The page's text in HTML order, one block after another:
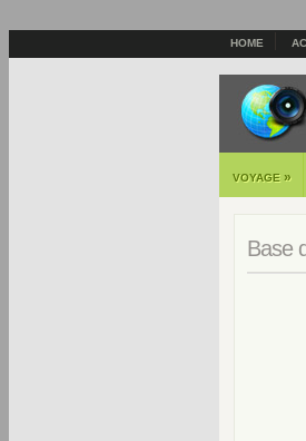
HOME
VOYAGE »
Base